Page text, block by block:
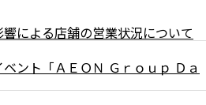
による店舗の営業状況について
ント「ＡＥＯＮ Ｇｒｏｕｐ Ｄａ